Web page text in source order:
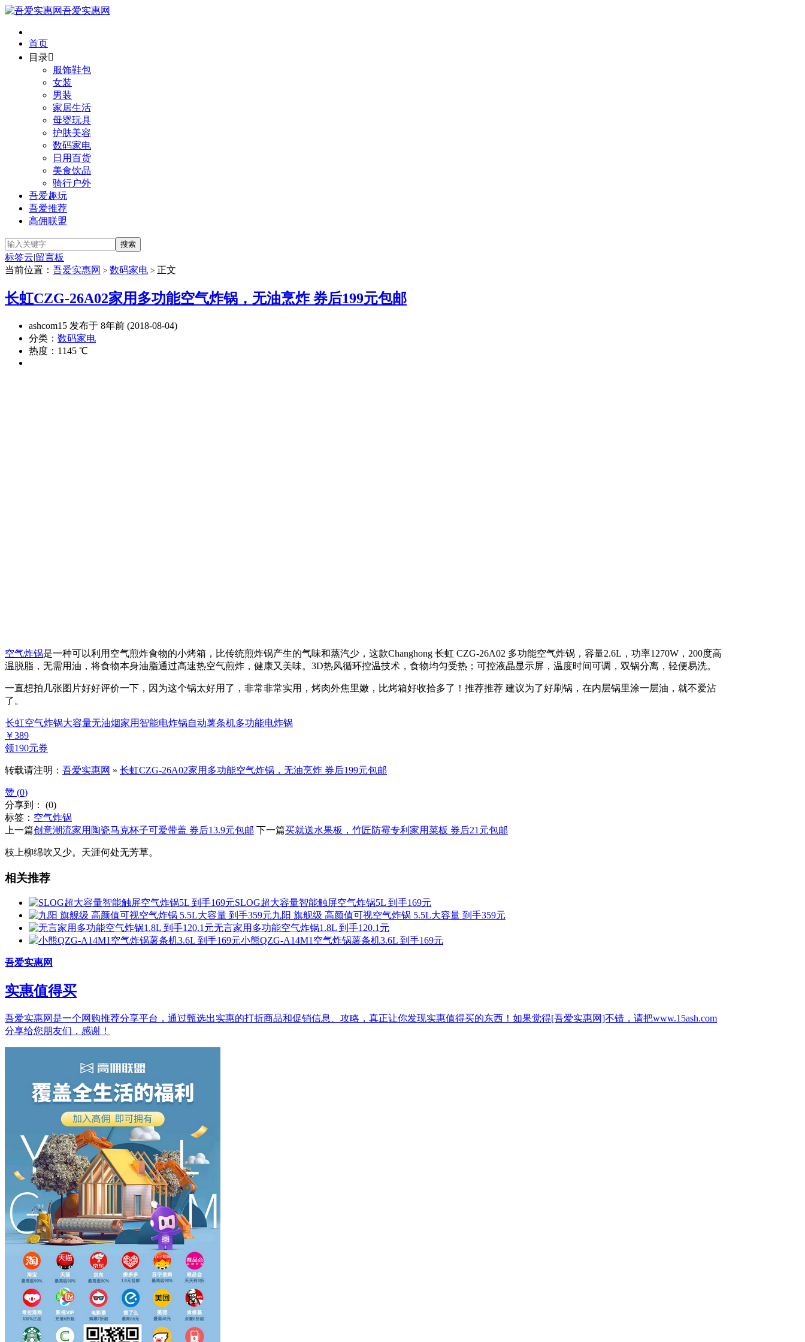
吾爱实惠网
首页
目录
服饰鞋包
女装
男装
家居生活
母婴玩具
护肤美容
数码家电
日用百货
美食饮品
骑行户外
吾爱趣玩
吾爱推荐
高佣联盟
标签云|留言板
当前位置： 吾爱实惠网 > 数码家电 > 正文
长虹CZG-26A02家用多功能空气炸锅，无油烹炸 券后199元包邮
ashcom15 发布于 8年前 (2018-08-04)
分类： 数码家电
热度：1145 ℃
空气炸锅是一种可以利用空气煎炸食物的小烤箱，比传统煎炸锅产生的气味和蒸汽少，这款Changhong 长虹 CZG-26A02 多功能空气炸锅，容量2.6L，功率1270W，200度高
温脱脂，无需用油，将食物本身油脂通过高速热空气煎炸，健康又美味。3D热风循环控温技术，食物均匀受热；可控液晶显示屏，温度时间可调，双锅分离，轻便易洗。
一直想拍几张图片好好评价一下，因为这个锅太好用了，非常非常实用，烤肉外焦里嫩，比烤箱好收拾多了！推荐推荐 建议为了好刷锅，在内层锅里涂一层油，就不爱沾
了。
长虹空气炸锅大容量无油烟家用智能电炸锅自动薯条机多功能电炸锅
￥389
领190元券
转载请注明： 吾爱实惠网 » 长虹CZG-26A02家用多功能空气炸锅，无油烹炸 券后199元包邮
赞 (0)
分享到： (0)
标签： 空气炸锅
上一篇创意潮流家用陶瓷马克杯子可爱带盖 券后13.9元包邮 下一篇买就送水果板，竹匠防霉专利家用菜板 券后21元包邮
枝上柳绵吹又少。天涯何处无芳草。
相关推荐
SLOG超大容量智能触屏空气炸锅5L 到手169元
九阳 旗舰级 高颜值可视空气炸锅 5.5L大容量 到手359元
无言家用多功能空气炸锅1.8L 到手120.1元
小熊QZG-A14M1空气炸锅薯条机3.6L 到手169元
吾爱实惠网
实惠值得买
吾爱实惠网是一个网购推荐分享平台，通过甄选出实惠的打折商品和促销信息、攻略，真正让你发现实惠值得买的东西！如果觉得[吾爱实惠网]不错，请把www.15ash.com
分享给您朋友们，感谢！